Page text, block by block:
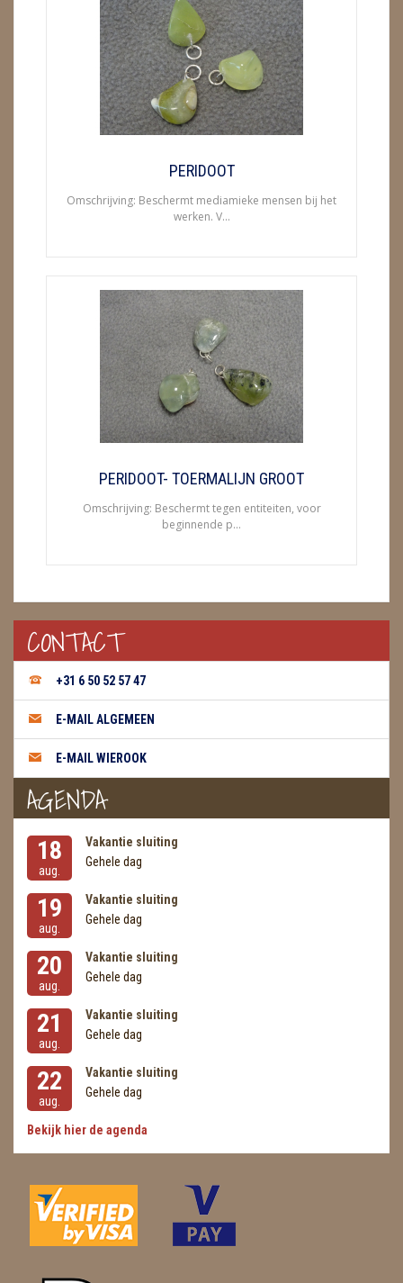
FENG SHUI
GEODE 'S / STANDAARDS
METEORIETEN
RUWE STENEN
SPECIALE STUKKEN
TELEFOON KOORDEN
THEELICHTEN
VLINDERS
WIEROOK, OLIE & TOEBEHOREN
ZAKJES WATER ELIXERS
PERIDOOT
Omschrijving: Beschermt mediamieke mensen bij het
werken. V...
PERIDOOT- TOERMALIJN GROOT
Omschrijving: Beschermt tegen entiteiten, voor
beginnende p...
CONTACT
+31 6 50 52 57 47
E-MAIL ALGEMEEN
E-MAIL WIEROOK
AGENDA
18
aug.
Vakantie sluiting
Gehele dag
19
aug.
Vakantie sluiting
Gehele dag
20
aug.
Vakantie sluiting
Gehele dag
21
aug.
Vakantie sluiting
Gehele dag
22
aug.
Vakantie sluiting
Gehele dag
Bekijk hier de agenda